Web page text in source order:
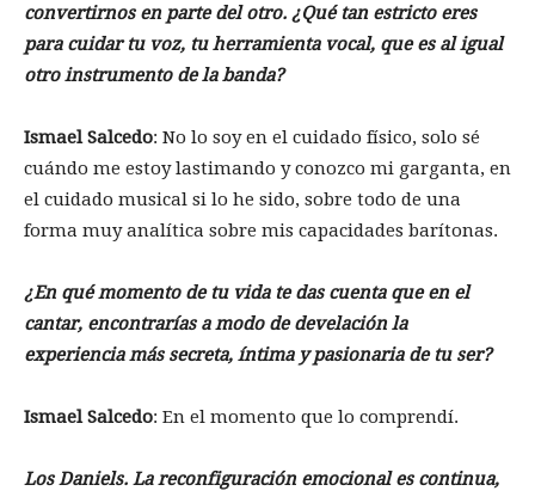
convertirnos en parte del otro. ¿Qué tan estricto eres
para cuidar tu voz, tu herramienta vocal, que es al igual
otro instrumento de la banda?
Ismael Salcedo: No lo soy en el cuidado físico, solo sé
cuándo me estoy lastimando y conozco mi garganta, en
el cuidado musical si lo he sido, sobre todo de una
forma muy analítica sobre mis capacidades barítonas.
¿En qué momento de tu vida te das cuenta que en el
cantar, encontrarías a modo de develación la
experiencia más secreta, íntima y pasionaria de tu ser?
Ismael Salcedo: En el momento que lo comprendí.
Los Daniels. La reconfiguración emocional es continua,